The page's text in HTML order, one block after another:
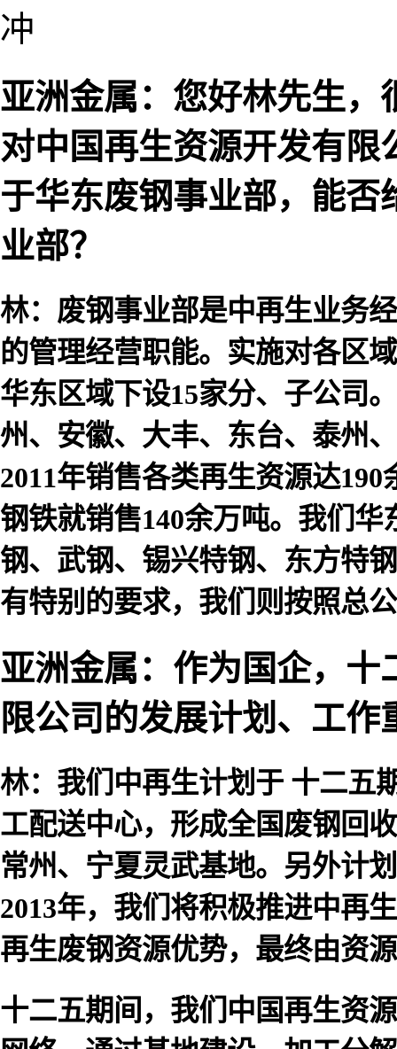
冲
亚洲金属：您好林先生，
对中国再生资源开发有
于华东废钢事业部，能
业部？
林：废钢事业部是中再生业务
的管理经营职能。实施对各区
华东区域下设15家分、子公司
州、安徽、大丰、东台、泰州
2011年销售各类再生资源达
钢铁就销售140余万吨。我们
钢、武钢、锡兴特钢、东方特
有特别的要求，我们则按照总
亚洲金属：作为国企，十
限公司的发展计划、工
林：我们中再生计划于 十二五
工配送中心，形成全国废钢回
常州、宁夏灵武基地。另外计
2013年，我们将积极推进中再
再生废钢资源优势，最终由资
十二五期间，我们中国再生资